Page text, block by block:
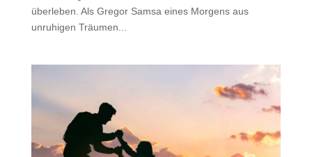
überleben. Als Gregor Samsa eines Morgens aus
unruhigen Träumen...